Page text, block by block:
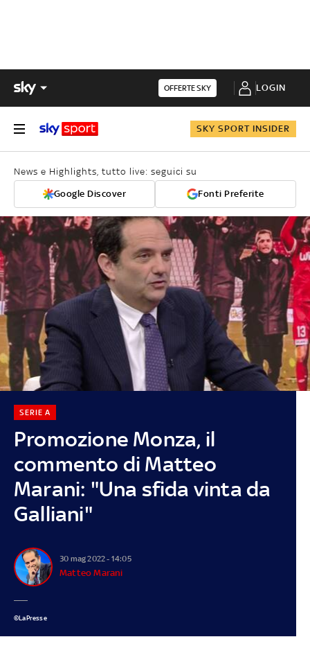
OFFERTE SKY LOGIN
SKY SPORT INSIDER
News e Highlights, tutto live: seguici su
Google Discover Fonti Preferite
Promozione Monza, il
commento di Matteo
Marani: "Una sfida vinta da
Galliani"
SERIE A
30 mag 2022 - 14:05
Matteo Marani
©LaPresse